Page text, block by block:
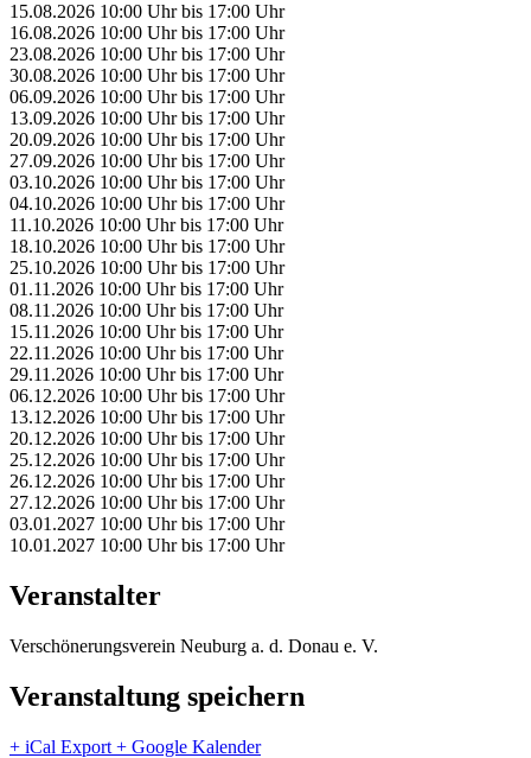
15.08.2026 10:00 Uhrbis 17:00 Uhr
16.08.2026 10:00 Uhrbis 17:00 Uhr
23.08.2026 10:00 Uhrbis 17:00 Uhr
30.08.2026 10:00 Uhrbis 17:00 Uhr
06.09.2026 10:00 Uhrbis 17:00 Uhr
13.09.2026 10:00 Uhrbis 17:00 Uhr
20.09.2026 10:00 Uhrbis 17:00 Uhr
27.09.2026 10:00 Uhrbis 17:00 Uhr
03.10.2026 10:00 Uhrbis 17:00 Uhr
04.10.2026 10:00 Uhrbis 17:00 Uhr
11.10.2026 10:00 Uhrbis 17:00 Uhr
18.10.2026 10:00 Uhrbis 17:00 Uhr
25.10.2026 10:00 Uhrbis 17:00 Uhr
01.11.2026 10:00 Uhrbis 17:00 Uhr
08.11.2026 10:00 Uhrbis 17:00 Uhr
15.11.2026 10:00 Uhrbis 17:00 Uhr
22.11.2026 10:00 Uhrbis 17:00 Uhr
29.11.2026 10:00 Uhrbis 17:00 Uhr
06.12.2026 10:00 Uhrbis 17:00 Uhr
13.12.2026 10:00 Uhrbis 17:00 Uhr
20.12.2026 10:00 Uhrbis 17:00 Uhr
25.12.2026 10:00 Uhrbis 17:00 Uhr
26.12.2026 10:00 Uhrbis 17:00 Uhr
27.12.2026 10:00 Uhrbis 17:00 Uhr
03.01.2027 10:00 Uhrbis 17:00 Uhr
10.01.2027 10:00 Uhrbis 17:00 Uhr
Veranstalter
Verschönerungsverein Neuburg a. d. Donau e. V.
Veranstaltung speichern
+ iCal Export + Google Kalender